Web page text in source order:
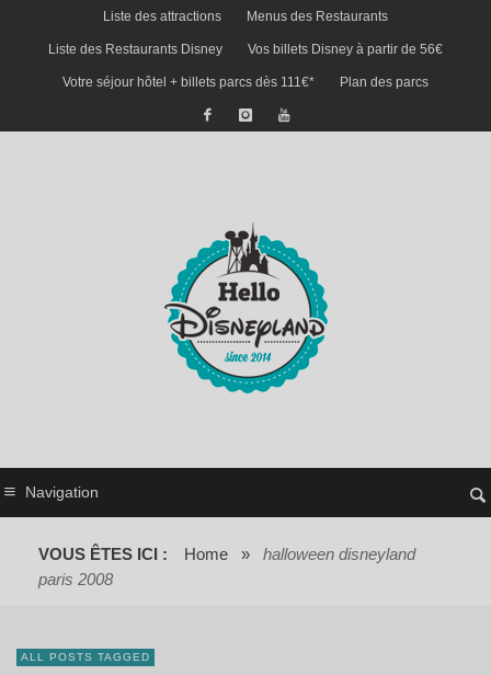
Liste des attractions Menus des Restaurants
Liste des Restaurants Disney Vos billets Disney à partir de 56€
Votre séjour hôtel + billets parcs dès 111€* Plan des parcs
Navigation
VOUS ÊTES ICI : Home »
halloween disneyland
paris 2008
ALL POSTS TAGGED